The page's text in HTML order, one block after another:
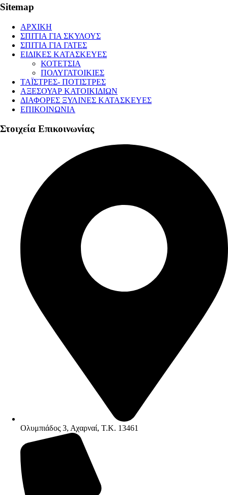
Sitemap
ΑΡΧΙΚΗ
ΣΠΙΤΙΑ ΓΙΑ ΣΚΥΛΟΥΣ
ΣΠΙΤΙΑ ΓΙΑ ΓΑΤΕΣ
ΕΙΔΙΚΕΣ ΚΑΤΑΣΚΕΥΕΣ
ΚΟΤΕΤΣΙΑ
ΠΟΛΥΓΑΤΟΙΚΙΕΣ
ΤΑΪΣΤΡΕΣ- ΠΟΤΙΣΤΡΕΣ
ΑΞΕΣΟΥΑΡ ΚΑΤΟΙΚΙΔΙΩΝ
ΔΙΑΦΟΡΕΣ ΞΥΛΙΝΕΣ ΚΑΤΑΣΚΕΥΕΣ
ΕΠΙΚΟΙΝΩΝΙΑ
Στοιχεία Επικοινωνίας
Ολυμπιάδος 3, Αχαρναί, Τ.Κ. 13461